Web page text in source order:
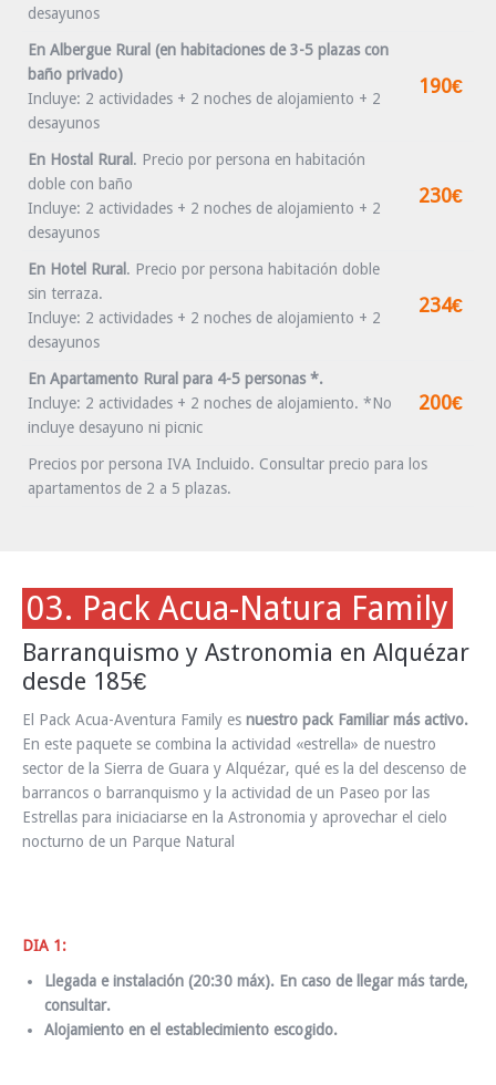
desayunos
En Albergue Rural (en habitaciones de 3-5 plazas con
baño privado)
Incluye: 2 actividades + 2 noches de alojamiento + 2
desayunos
190€
En Hostal Rural . Precio por persona en habitación
doble con baño
Incluye: 2 actividades + 2 noches de alojamiento + 2
desayunos
230€
En Hotel Rural . Precio por persona habitación doble
sin terraza.
Incluye: 2 actividades + 2 noches de alojamiento + 2
desayunos
234€
En Apartamento Rural para 4-5 personas *.
Incluye: 2 actividades + 2 noches de alojamiento. *No
incluye desayuno ni picnic
200€
Precios por persona IVA Incluido. Consultar precio para los
apartamentos de 2 a 5 plazas.
03. Pack Acua-Natura Family
Barranquismo y Astronomia en Alquézar
desde 185€
El Pack Acua-Aventura Family es nuestro pack Familiar más activo.
En este paquete se combina la actividad «estrella» de nuestro
sector de la Sierra de Guara y Alquézar, qué es la del descenso de
barrancos o barranquismo y la actividad de un Paseo por las
Estrellas para iniciaciarse en la Astronomia y aprovechar el cielo
nocturno de un Parque Natural
DIA 1:
Llegada e instalación (20:30 máx). En caso de llegar más tarde,
consultar.
Alojamiento en el establecimiento escogido.